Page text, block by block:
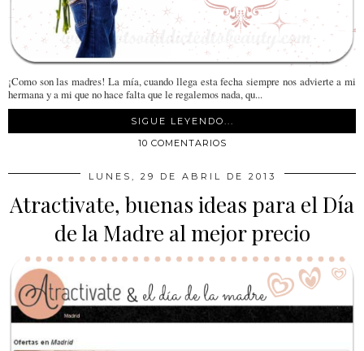
¡Como son las madres! La mía, cuando llega esta fecha siempre nos advierte a mi
hermana y a mi que no hace falta que le regalemos nada, qu...
SIGUE LEYENDO...
10 COMENTARIOS
LUNES, 29 DE ABRIL DE 2013
Atractivate, buenas ideas para el Día
de la Madre al mejor precio